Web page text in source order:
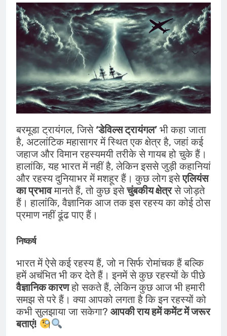
बरमूडा ट्रायंगल, जिसे ‘डेविल्स ट्रायंगल’ भी कहा जाता
है, अटलांटिक महासागर में स्थित एक क्षेत्र है, जहां कई
जहाज और विमान रहस्यमयी तरीके से गायब हो चुके हैं।
हालांकि, यह भारत में नहीं है, लेकिन इससे जुड़ी कहानियां
और रहस्य दुनियाभर में मशहूर हैं। कुछ लोग इसेएलियंस
का प्रभावमानते हैं, तो कुछ इसेचुंबकीय क्षेत्रसे जोड़ते
हैं। हालांकि, वैज्ञानिक आज तक इस रहस्य का कोई ठोस
प्रमाण नहीं ढूंढ पाए हैं।
निष्कर्ष
भारत में ऐसे कई रहस्य हैं, जो न सिर्फ रोमांचक हैं बल्कि
हमें अचंभित भी कर देते हैं। इनमें से कुछ रहस्यों के पीछे
वैज्ञानिक कारणहो सकते हैं, लेकिन कुछ आज भी हमारी
समझ से परे हैं। क्या आपको लगता है कि इन रहस्यों को
कभी सुलझाया जा सकेगा? आपकी राय हमें कमेंट में जरूर
बताएं!